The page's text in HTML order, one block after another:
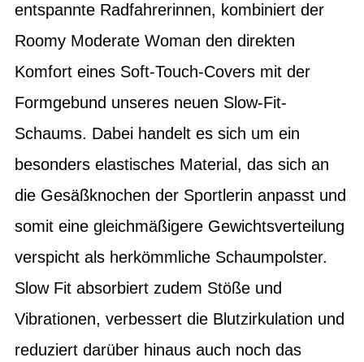
entspannte Radfahrerinnen, kombiniert der
Roomy Moderate Woman den direkten
Komfort eines Soft-Touch-Covers mit der
Formgebund unseres neuen Slow-Fit-
Schaums. Dabei handelt es sich um ein
besonders elastisches Material, das sich an
die Gesäßknochen der Sportlerin anpasst und
somit eine gleichmäßigere Gewichtsverteilung
verspicht als herkömmliche Schaumpolster.
Slow Fit absorbiert zudem Stöße und
Vibrationen, verbessert die Blutzirkulation und
reduziert darüber hinaus auch noch das